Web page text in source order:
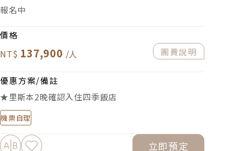
報名中
價格
137,900 團費說明
優惠方案/備註
★里斯本2晚確認入住四季飯店
機票自理
加入比較加入最愛
立即預定